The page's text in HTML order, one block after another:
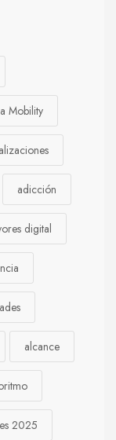
Mobility
adicción
digital
alcance
2025